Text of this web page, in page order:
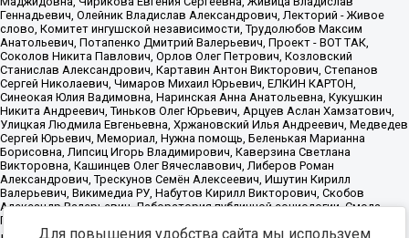
Для повышения удобства сайта мы используем